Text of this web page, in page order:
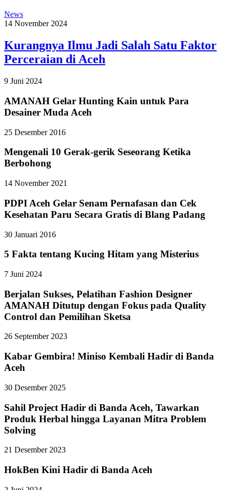
News
14 November 2024
Kurangnya Ilmu Jadi Salah Satu Faktor
Perceraian di Aceh
9 Juni 2024
AMANAH Gelar Hunting Kain untuk Para
Desainer Muda Aceh
25 Desember 2016
Mengenali 10 Gerak-gerik Seseorang Ketika
Berbohong
14 November 2021
PDPI Aceh Gelar Senam Pernafasan dan Cek
Kesehatan Paru Secara Gratis di Blang Padang
30 Januari 2016
5 Fakta tentang Kucing Hitam yang Misterius
7 Juni 2024
Berjalan Sukses, Pelatihan Fashion Designer
AMANAH Ditutup dengan Fokus pada Quality
Control dan Pemilihan Sketsa
26 September 2023
Kabar Gembira! Miniso Kembali Hadir di Banda
Aceh
30 Desember 2025
Sahil Project Hadir di Banda Aceh, Tawarkan
Produk Herbal hingga Layanan Mitra Problem
Solving
21 Desember 2023
HokBen Kini Hadir di Banda Aceh